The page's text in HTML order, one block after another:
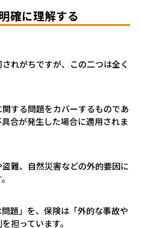
確に理解する
れがちですが、この二つは全く
する問題をカバーするものであ
合が発生した場合に適用されま
難、自然災害などの外的要因に
題」を、保険は「外的な事故や
担っています。